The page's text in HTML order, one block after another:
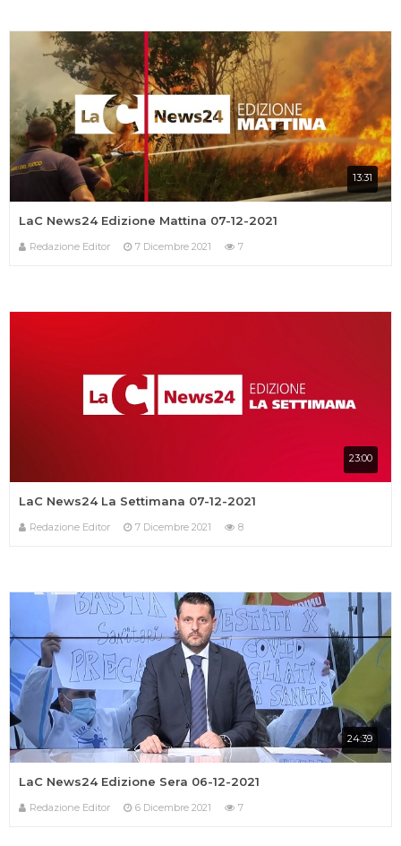
13:31
LaC News24 Edizione Mattina 07-12-2021
Redazione Editor 7 Dicembre 2021 7
23:00
LaC News24 La Settimana 07-12-2021
Redazione Editor 7 Dicembre 2021 8
24:39
LaC News24 Edizione Sera 06-12-2021
Redazione Editor 6 Dicembre 2021 7